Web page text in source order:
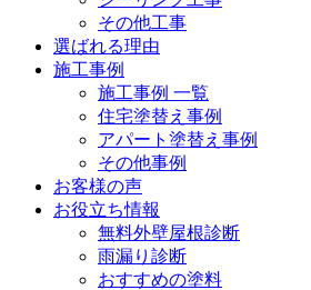
その他工事
選ばれる理由
施工事例
施工事例 一覧
住宅塗替え事例
アパート塗替え事例
その他事例
お客様の声
お役立ち情報
無料外壁屋根診断
雨漏り診断
おすすめの塗料